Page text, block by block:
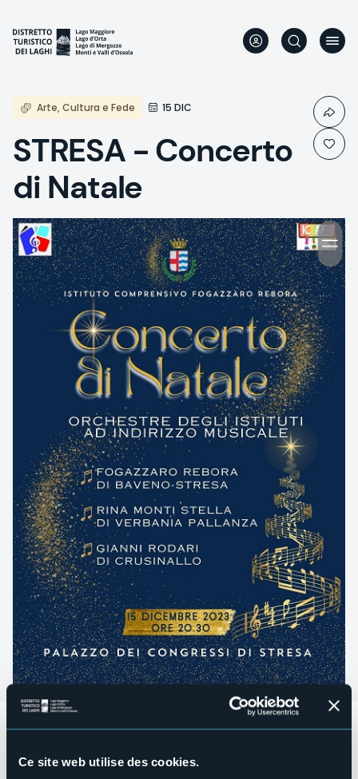
Ce site web utilise des cookies.
contenu
principal
Arte, Cultura e Fede 15 DIC
STRESA - Concerto
di Natale
Venerdì 15 dicembre 2023 alle ore 20.30 presso il
A cura dell’Istituto Comprensivo “Clemente Rebora”.